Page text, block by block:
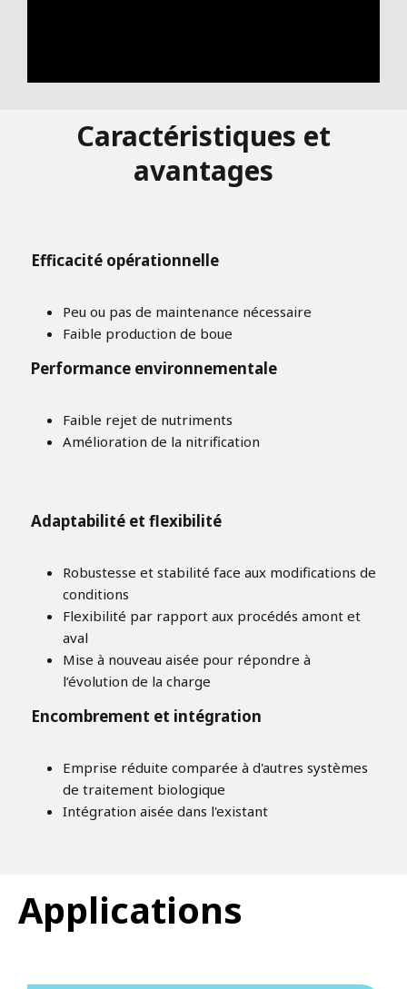
Caractéristiques et
avantages
Efficacité opérationnelle
Peu ou pas de maintenance nécessaire
Faible production de boue
Performance environnementale
Faible rejet de nutriments
Amélioration de la nitrification
Adaptabilité et flexibilité
Robustesse et stabilité face aux modifications de
conditions
Flexibilité par rapport aux procédés amont et
aval
Mise à nouveau aisée pour répondre à
l’évolution de la charge
Encombrement et intégration
Emprise réduite comparée à d'autres systèmes
de traitement biologique
Intégration aisée dans l'existant
Applications